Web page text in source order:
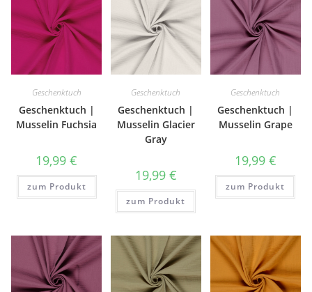
Geschenktuch
Geschenktuch |
Musselin Fuchsia
19,99€
zum Produkt
Geschenktuch
Geschenktuch |
Musselin Glacier
Gray
19,99 €
zum Produkt
Geschenktuch
Geschenktuch |
Musselin Grape
19,99 €
zum Produkt